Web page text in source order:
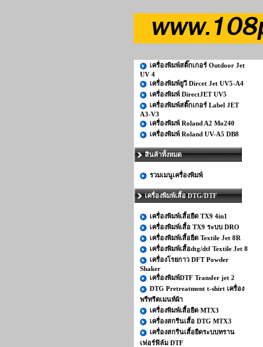
เครื่องพิมพ์สติ๊กเกอร์ Outdoor Jet
UV 4
เครื่องพิมพ์ยูวี Dircet Jet UV5-A4
เครื่องพิมพ์ DirectJET UV5
เครื่องพิมพ์สติ๊กเกอร์ Label JET
A3-V3
เครื่องพิมพ์ Roland A2 Mo240
เครื่องพิมพ์ Roland UV-A5 DB8
สินค้าทั้งหมด
รวมเมนูเครื่องพิมพ์
เครื่องพิมพ์เสื้อ DTG/DTF
เครื่องพิมพ์เสื้อยืด TX9 4in1
เครื่องพิมพ์เสื้อ TX9 ระบบ DRO
เครื่องพิมพ์เสื้อยืด Textile Jet 8R
เครื่องพิมพ์เสื้อdtg/dtf Textile Jet 8
เครื่องโรยกาว DFT Powder
Shaker
เครื่องพิมพ์DTF Transfer jet 2
DTG Pretreatment t-shirt เครื่อง
พรีทรีตเมนท์ผ้า
เครื่องพิมพ์เสื้อยืด MTX3
เครื่องสกรีนเสื้อ DTG MTX3
เครื่องสกรีนเสื้อยืดระบบทราน
เฟอร์ฟิล์ม DTF